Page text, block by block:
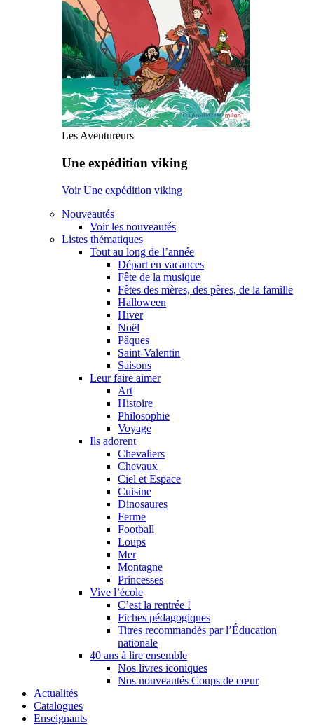
Les Aventureurs
Une expédition viking
Voir Une expédition viking
Nouveautés
Voir les nouveautés
Listes thématiques
Tout au long de l’année
Départ en vacances
Fête de la musique
Fêtes des mères, des pères, de la famille
Halloween
Hiver
Noël
Pâques
Saint-Valentin
Saisons
Leur faire aimer
Art
Histoire
Philosophie
Voyage
Ils adorent
Chevaliers
Chevaux
Ciel et Espace
Cuisine
Dinosaures
Ferme
Football
Loups
Mer
Montagne
Princesses
Vive l’école
C’est la rentrée !
Fiches pédagogiques
Titres recommandés par l’Éducation
nationale
40 ans à lire ensemble
Nos livres iconiques
Nos nouveautés Coups de cœur
Actualités
Catalogues
Enseignants